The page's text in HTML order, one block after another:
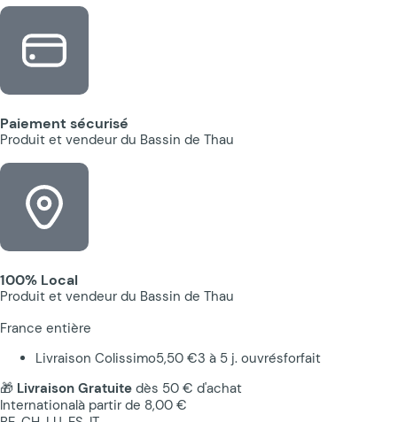
Paiement sécurisé
Produit et vendeur du Bassin de Thau
100% Local
Produit et vendeur du Bassin de Thau
France entière
Livraison Colissimo5,50 €3 à 5 j. ouvrésforfait
🎁 Livraison Gratuite dès 50 € d'achat
Internationalà partir de 8,00 €